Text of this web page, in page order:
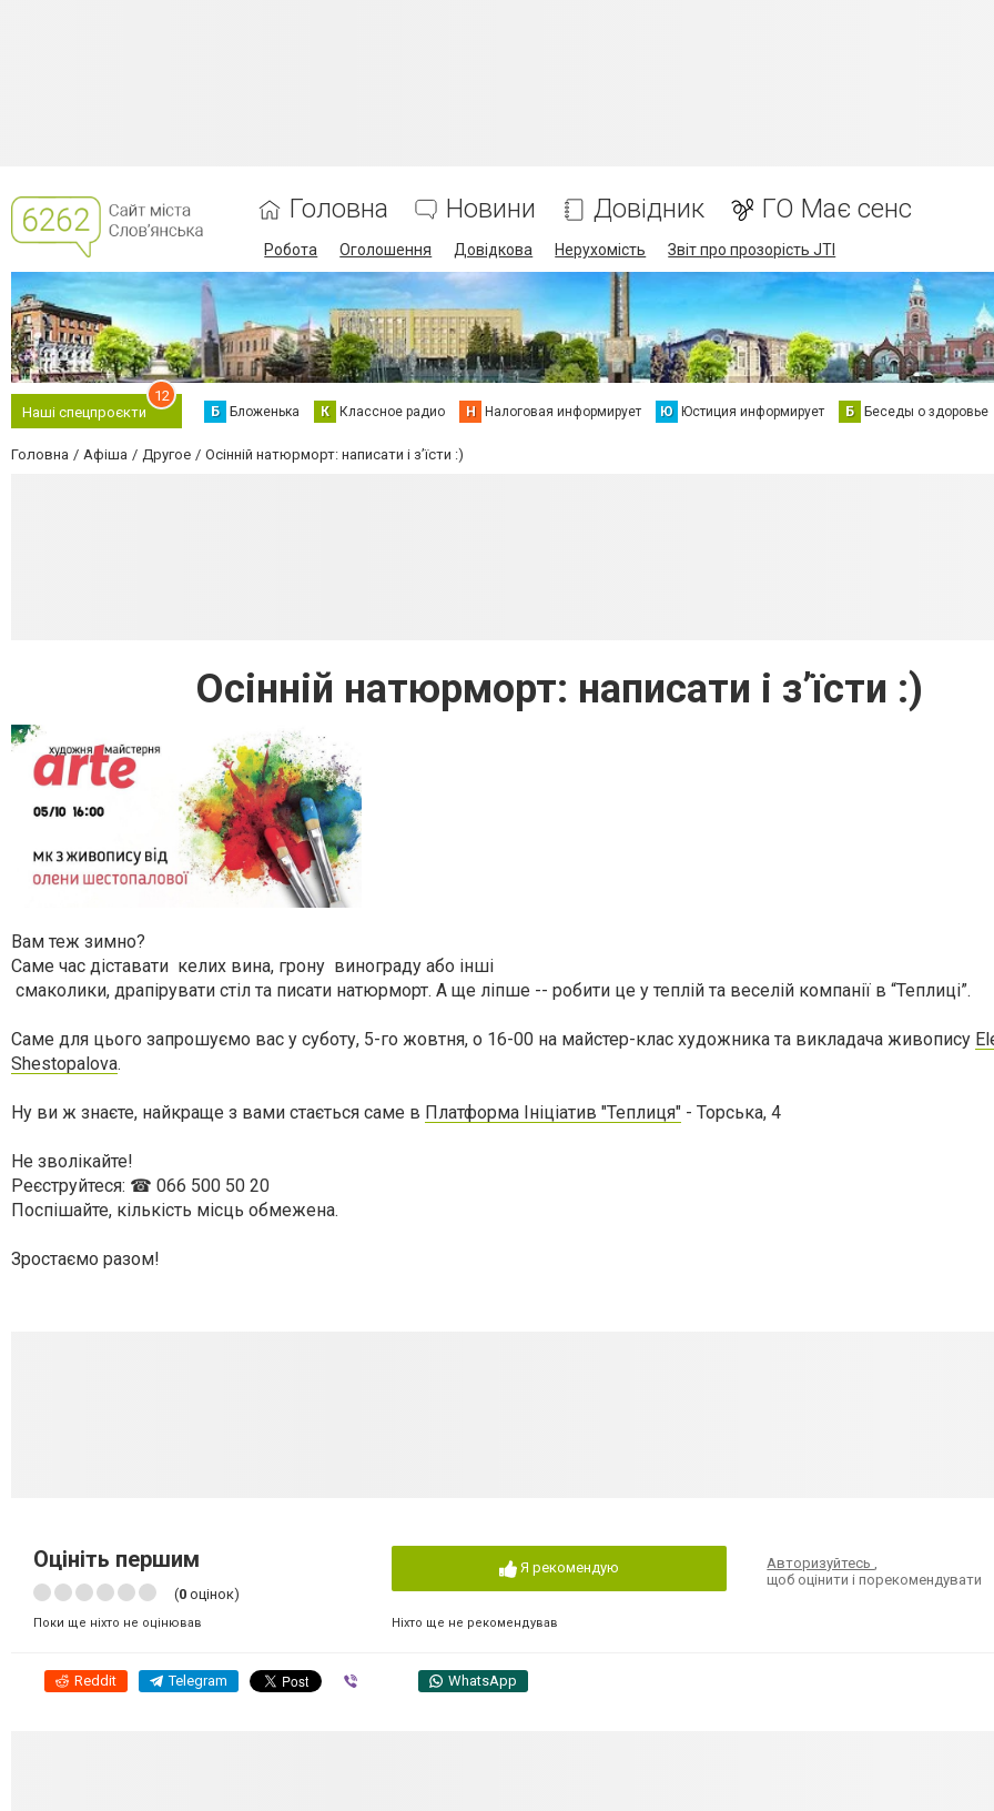
Головна Новини Довідник ГО Має сенс
Робота Оголошення Довідкова Нерухомість Звіт про прозорість JTI
Наші спецпроєкти
12
Б Бложенька К Классное радио Н Налоговая информирует Ю Юстиция информирует Б Беседы о здоровье
Головна Афіша Другое Осінній натюрморт: написати і з’їсти :)
Осінній натюрморт: написати і з’їсти :)
Вам теж зимно?
Саме час діставати келих вина, грону винограду або інші
смаколики, драпірувати стіл та писати натюрморт. А ще ліпше -- робити це у теплій та веселій компанії в “Теплиці”.
Саме для цього запрошуємо вас у суботу, 5-го жовтня, о 16-00 на майстер-клас художника та викладача живопису
Shestopalova.
Ну ви ж знаєте, найкраще з вами стається саме в Платформа Ініціатив "Теплиця" - Торська, 4
Не зволікайте!
Реєструйтеся: ☎ 066 500 50 20
Поспішайте, кількість місць обмежена.
Зростаємо разом!
Оцініть першим
(0 оцінок)
Поки ще ніхто не оцінював
Я рекомендую
Ніхто ще не рекомендував
Авторизуйтесь,
щоб оцінити і порекомендувати
Reddit Telegram WhatsApp